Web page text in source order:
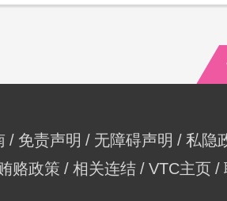
免责声明 无障碍声明
私隐
赂政策
相关连结 VTC主页